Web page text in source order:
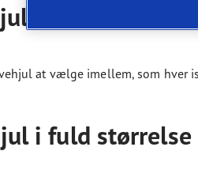
at vælge imellem, som hver
i fuld størrelse